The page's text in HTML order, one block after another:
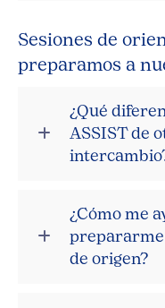
Sesiones de
preparamos a
¿Qué
ASSIST de
¿Cómo me
prepararme
de origen?